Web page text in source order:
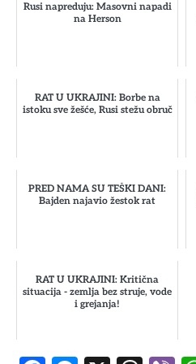
Rusi napreduju: Masovni napadi
na Herson
RAT U UKRAJINI: Borbe na
istoku sve žešće, Rusi stežu obruč
PRED NAMA SU TEŠKI DANI:
Bajden najavio žestok rat
RAT U UKRAJINI: Kritična
situacija - zemlja bez struje, vode
i grejanja!